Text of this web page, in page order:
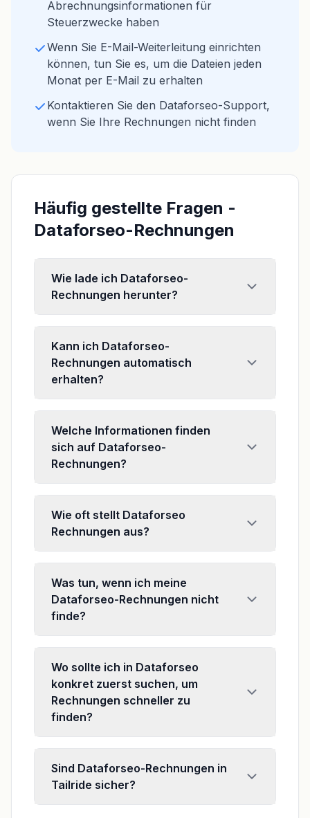
Abrechnungsinformationen für
Steuerzwecke haben
Wenn Sie E-Mail-Weiterleitung einrichten
können, tun Sie es, um die Dateien jeden
Monat per E-Mail zu erhalten
Kontaktieren Sie den Dataforseo-Support,
wenn Sie Ihre Rechnungen nicht finden
Häufig gestellte Fragen -
Dataforseo-Rechnungen
Wie lade ich Dataforseo-
Rechnungen herunter?
Kann ich Dataforseo-
Rechnungen automatisch
erhalten?
Welche Informationen finden
sich auf Dataforseo-
Rechnungen?
Wie oft stellt Dataforseo
Rechnungen aus?
Was tun, wenn ich meine
Dataforseo-Rechnungen nicht
finde?
Wo sollte ich in Dataforseo
konkret zuerst suchen, um
Rechnungen schneller zu
finden?
Sind Dataforseo-Rechnungen in
Tailride sicher?